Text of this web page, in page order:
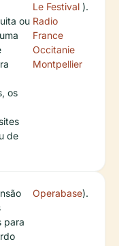
ou
os
de
Le Festival
Radio
France
Occitanie
Montpellier
).
para
Operabase).